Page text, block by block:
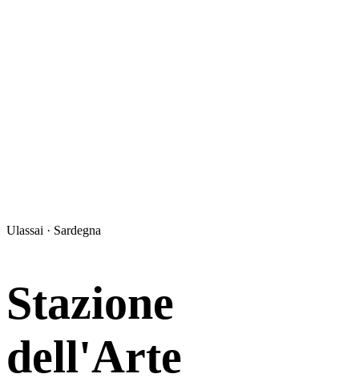
Ulassai · Sardegna
Stazione
dell'Arte